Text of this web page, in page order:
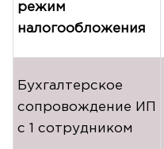
режим
налогообложения
Бухгалтерское
сопровождение ИП
с 1 сотрудником